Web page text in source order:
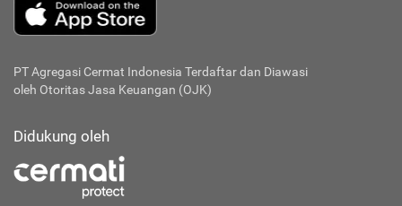
PT Agregasi Cermat Indonesia Terdaftar dan Diawasi
oleh Otoritas Jasa Keuangan (OJK)
Didukung oleh